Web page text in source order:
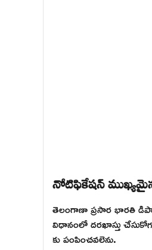
నోటిఫికేషన్
తెలంగాణా ప్రసార భారతి
విధానంలో దరఖాస్తు
కు పంపించవలెను.